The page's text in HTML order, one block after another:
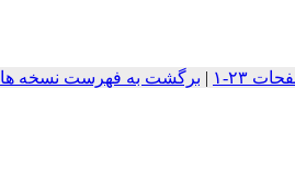
| برگشت به فهرست نسخه ها